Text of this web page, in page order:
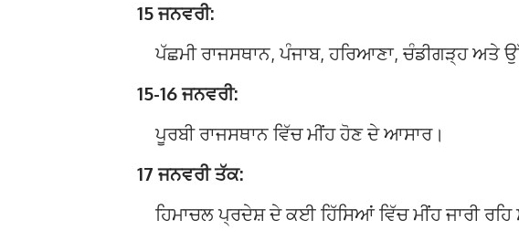
15 ਜਨਵਰੀ:
ਪੱਛਮੀ ਰਾਜਸਥਾਨ, ਪੰਜਾਬ, ਹਰਿਆਣਾ, ਚੰਡੀਗੜ੍ਹ ਅਤੇ
15-16 ਜਨਵਰੀ:
ਪੂਰਬੀ ਰਾਜਸਥਾਨ ਵਿੱਚ ਮੀਂਹ ਹੋਣ ਦੇ ਆਸਾਰ।
17 ਜਨਵਰੀ ਤੱਕ:
ਹਿਮਾਚਲ ਪ੍ਰਦੇਸ਼ ਦੇ ਕਈ ਹਿੱਸਿਆਂ ਵਿੱਚ ਮੀਂਹ ਜਾਰੀ ਰਹਿ